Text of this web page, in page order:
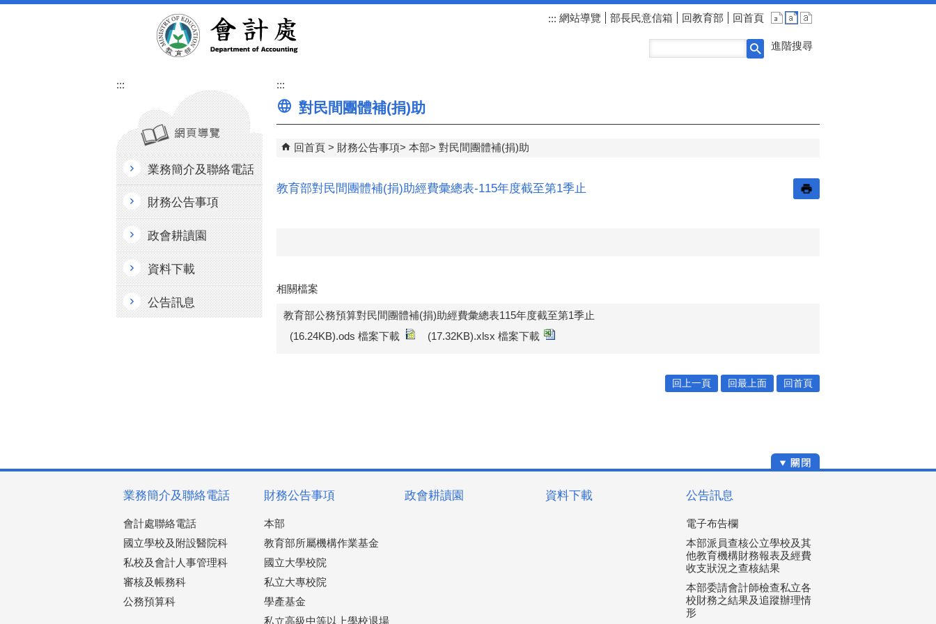
::: 網站導覽 部長民意信箱 回教育部 回首頁
進階搜尋
:::
業務簡介及聯絡電話
財務公告事項
政會耕讀園
資料下載
公告訊息
:::
對民間團體補(捐)助
回首頁 財務公告事項 本部 對民間團體補(捐)助
教育部對民間團體補(捐)助經費彙總表-115年度截至第1季止
相關檔案
教育部公務預算對民間團體補(捐)助經費彙總表115年度截至第1季止
(16.24KB).ods 檔案下載
(17.32KB).xlsx 檔案下載
回上一頁 回最上面 回首頁
業務簡介及聯絡電話
會計處聯絡電話
國立學校及附設醫院科
私校及會計人事管理科
審核及帳務科
公務預算科
財務公告事項
本部
教育部所屬機構作業基金
國立大學校院
私立大專校院
學產基金
私立高級中等以上學校退場
政會耕讀園 資料下載 公告訊息
電子布告欄
本部派員查核公立學校及其
他教育機構財務報表及經費
收支狀況之查核結果
本部委請會計師檢查私立各
校財務之結果及追蹤辦理情
形